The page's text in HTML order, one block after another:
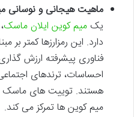
ماهیت هیجانی و نوسانی
یک میم کوین ایلان ماسک
دارد. این رمزارزها کمتر بر
فناوری پیشرفته ارزش
احساسات، ترندهای
هستند. توییت های ماسک
میم کوین ها تمرکز می کند.